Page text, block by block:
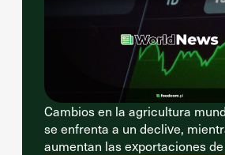
Cambios en la agricultura
se enfrenta a un declive,
aumentan las exportaciones